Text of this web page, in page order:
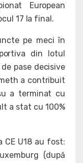
European
17 la final.
pe meci în
din lotul
pase decisive
a contribuit
a terminat cu
a stat cu 100%
CE U18 au fost:
(după